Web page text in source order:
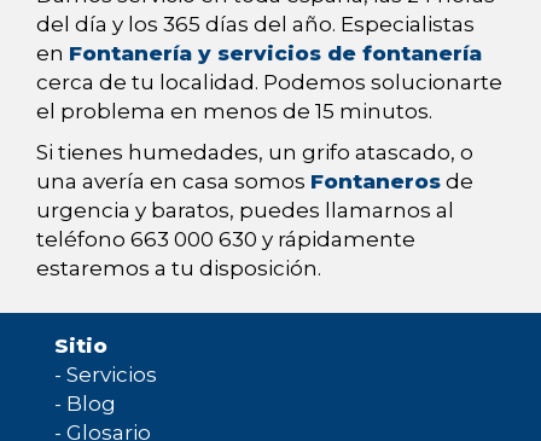
del día y los 365 días del año. Especialistas
en Fontanería y servicios de fontanería
cerca de tu localidad. Podemos solucionarte
el problema en menos de 15 minutos.
Si tienes humedades, un grifo atascado, o
una avería en casa somos Fontaneros de
urgencia y baratos, puedes llamarnos al
teléfono 663 000 630 y rápidamente
estaremos a tu disposición.
Sitio
- Servicios
- Blog
- Glosario